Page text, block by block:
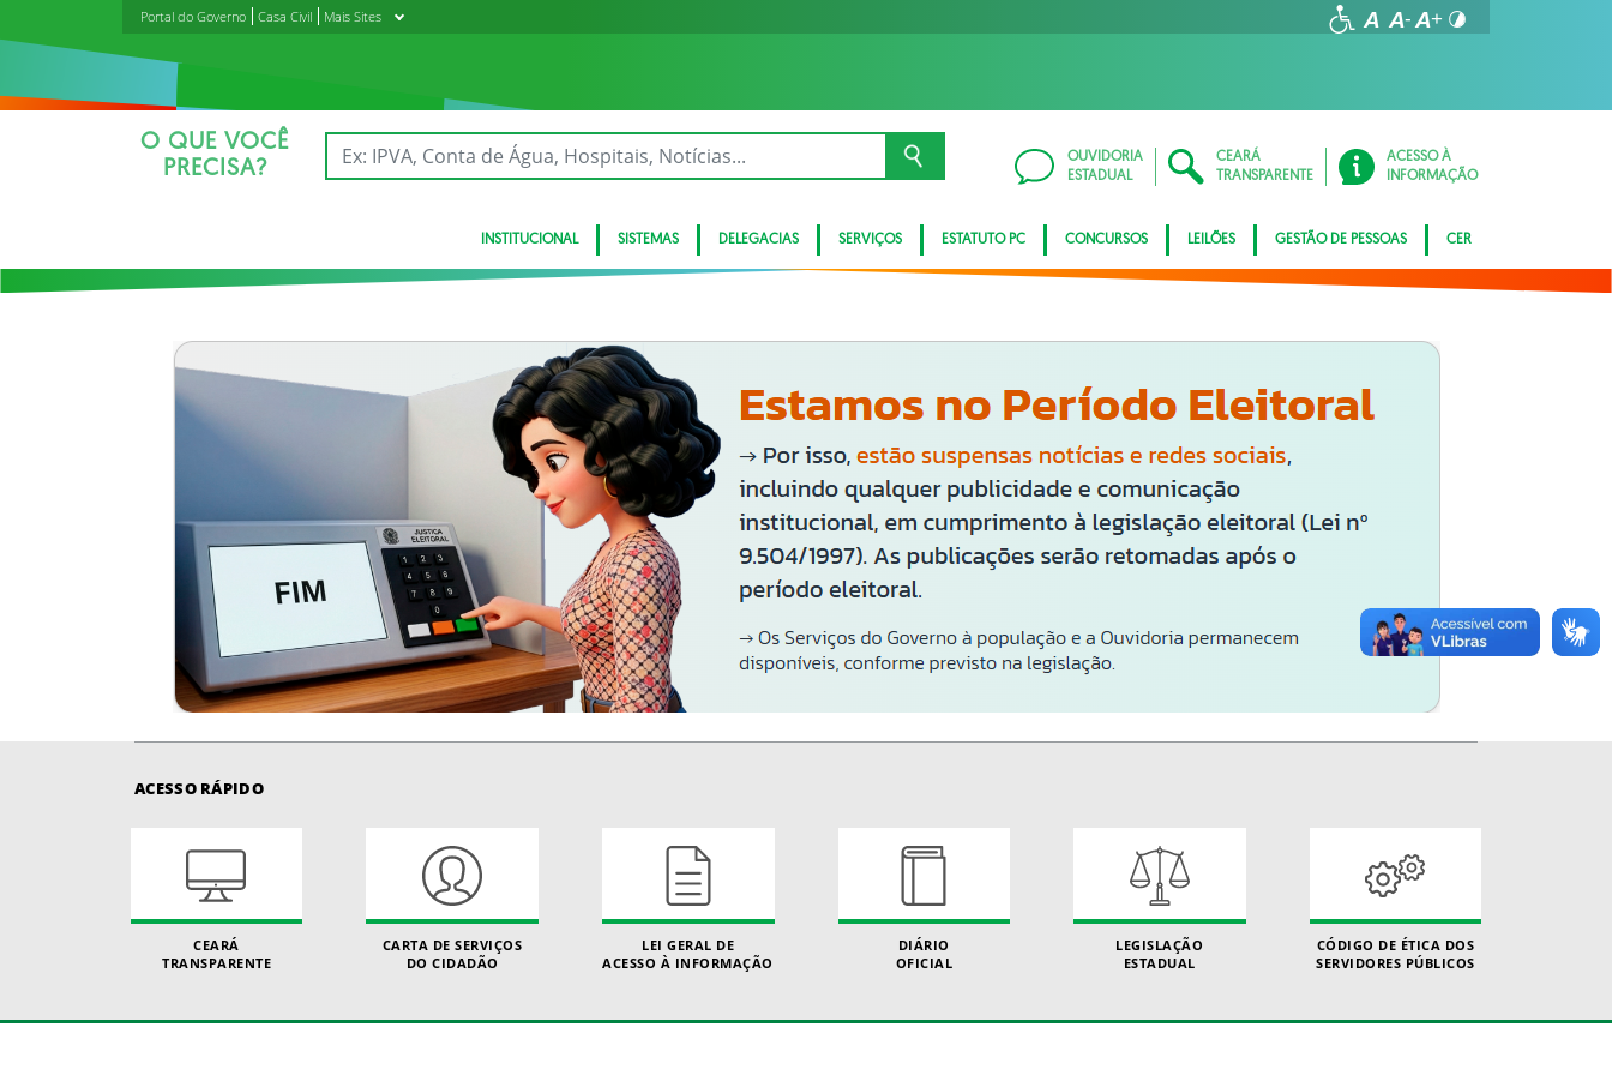
Portal do Governo Casa Civil Mais Sites
O QUE VOCÊ
PRECISA?
OUVIDORIA
ESTADUAL
CEARÁ
TRANSPARENTE
ACESSO À
INFORMAÇÃO
INSTITUCIONAL SISTEMAS DELEGACIAS SERVIÇOS ESTATUTO PC CONCURSOS LEILÕES GESTÃO DE PESSOAS CER
ACESSO RÁPIDO
CEARÁ
TRANSPARENTE
CARTA DE SERVIÇOS
DO CIDADÃO
LEI GERAL DE
ACESSO À INFORMAÇÃO
DIÁRIO
OFICIAL
LEGISLAÇÃO
ESTADUAL
CÓDIGO DE ÉTICA DOS
SERVIDORES PÚBLICOS